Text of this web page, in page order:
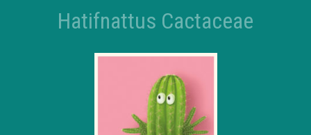
Hatifnattus Cactaceae